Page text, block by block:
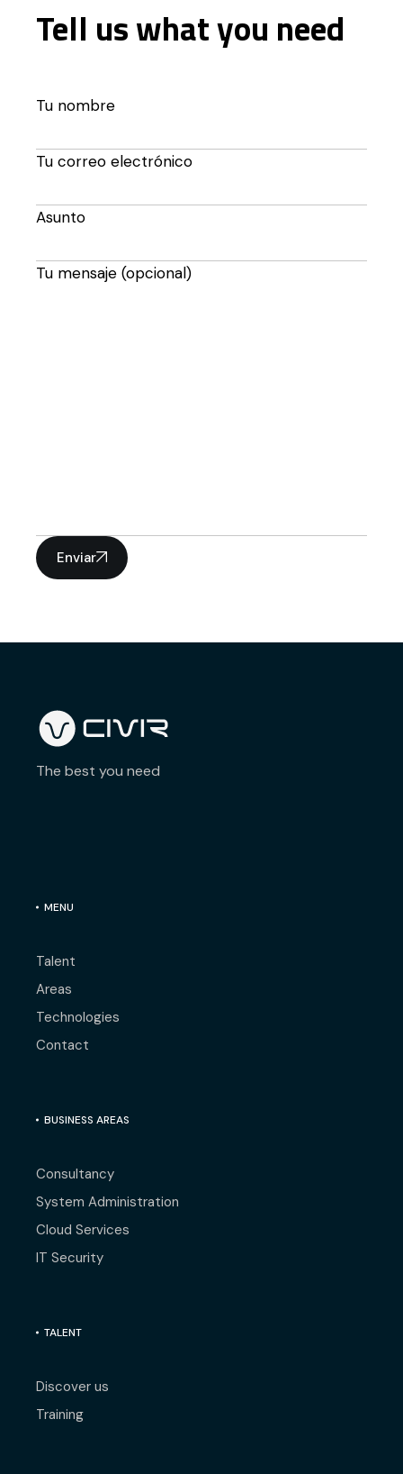
Tell us what you need
Tu nombre
Tu correo electrónico
Asunto
Tu mensaje (opcional)
Enviar
The best you need
MENU
Talent
Areas
Technologies
Contact
BUSINESS AREAS
Consultancy
System Administration
Cloud Services
IT Security
TALENT
Discover us
Training